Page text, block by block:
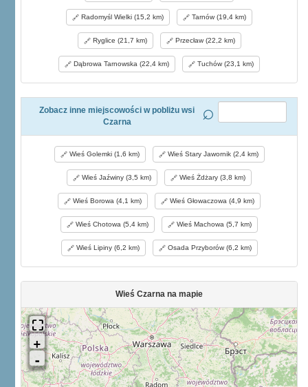
Radomyśl Wielki (15,2 km) Tarnów (19,4 km)
Ryglice (21,7 km) Przecław (22,2 km)
Dąbrowa Tarnowska (22,4 km) Tuchów (23,1 km)
Zobacz inne miejscowości w pobliżu wsi
Czarna
Wieś Golemki (1,6 km) Wieś Stary Jawornik (2,4 km)
Wieś Jaźwiny (3,5 km) Wieś Żdżary (3,8 km)
Wieś Borowa (4,1 km) Wieś Głowaczowa (4,9 km)
Wieś Chotowa (5,4 km) Wieś Machowa (5,7 km)
Wieś Lipiny (6,2 km) Osada Przyborów (6,2 km)
Wieś Czarna na mapie